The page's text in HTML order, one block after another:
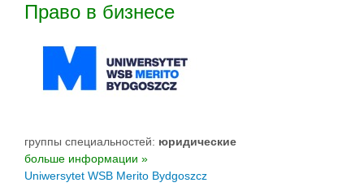
Право в бизнесе
группы специальностей: юридические
больше информации »
Uniwersytet WSB Merito Bydgoszcz